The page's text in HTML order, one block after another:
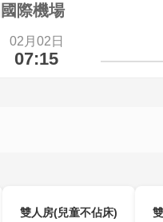
際機場
02月02日
07:15
雙人房(兒童不佔床)